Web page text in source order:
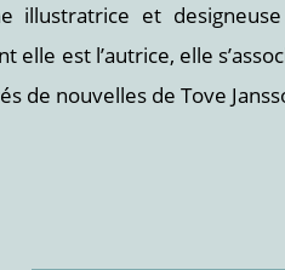
illustratrice et
elle est l’autrice, elle
de nouvelles de Tove